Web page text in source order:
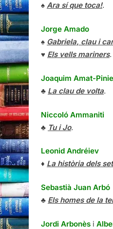
♠ Ara sí que toca!.
Jorge Amado
♠ Gabriela, clau i
♥ Els vells mariners.
Joaquim Amat-
♣ La clau de volta.
Niccoló Ammaniti
♣ Tu i Jo.
Leonid Andréiev
♦ La història dels
Sebastià Juan Arbó
♣ Els homes de la
Jordi Arbonès i